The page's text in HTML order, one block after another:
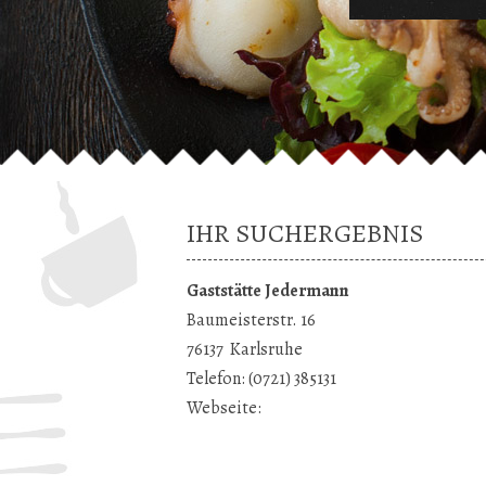
IHR SUCHERGEBNIS
Gaststätte Jedermann
Baumeisterstr. 16
76137 Karlsruhe
Telefon:(0721) 385131
Webseite: